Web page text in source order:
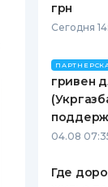
грн
Сегодня
гривен
04.08
Где